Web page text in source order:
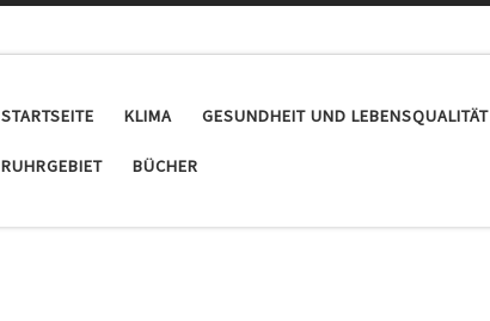
STARTSEITE KLIMA GESUNDHEIT UND LEBENSQUALITÄT
RUHRGEBIET BÜCHER